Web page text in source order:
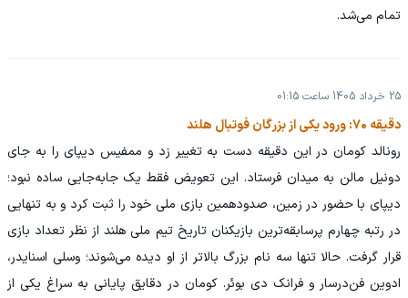
تمام می‌شد.
25 خرداد 1405 ساعت 01:15
دقیقه ۷۰: ورود یکی از بزرگان فوتبال هلند
رونالد کومان در این دقیقه دست به تغییر زد و ممفیس دیپای را به جای
دونیل مالن به میدان فرستاد. این تعویض فقط یک جابه‌جایی ساده نبود؛
دیپای با حضور در زمین، صدودهمین بازی ملی خود را ثبت کرد و به تنهایی
در رتبه چهارم پرسابقه‌ترین بازیکنان تاریخ تیم ملی هلند از نظر تعداد بازی
قرار گرفت. حالا تنها سه نام بزرگ بالاتر از او دیده می‌شوند؛ وسلی اسنایدر،
ادوین فن‌درسار و فرانک دی بوئر. کومان در دقایق پایانی به سراغ یکی از